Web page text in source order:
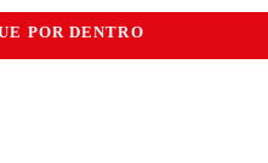
POR DENTRO